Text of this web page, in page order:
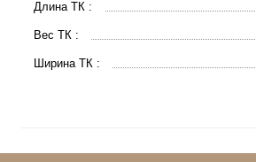
Длина ТК :
Вес ТК :
Ширина ТК :